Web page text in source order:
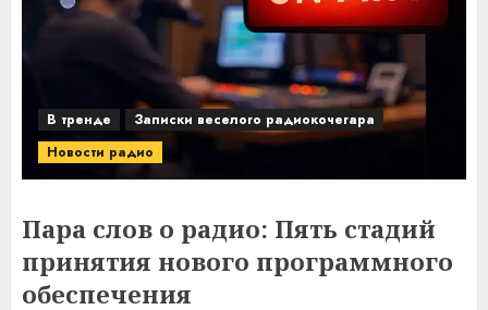
В тренде
Записки веселого радиокочегара
Новости радио
Пара слов о радио: Пять стадий
принятия нового программного
обеспечения